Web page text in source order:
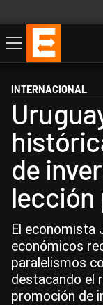
Economía
Política
Internacional
Actualidad
Descargá la App
INTERNACIONAL
de
lección
El economista
económicos
paralelismos
destacando el
promoción de